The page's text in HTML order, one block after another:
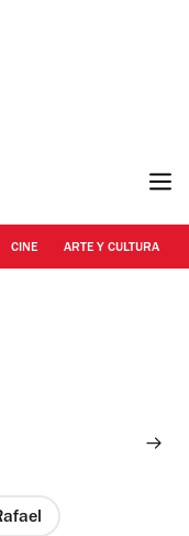
CINE ARTE Y CULTURA